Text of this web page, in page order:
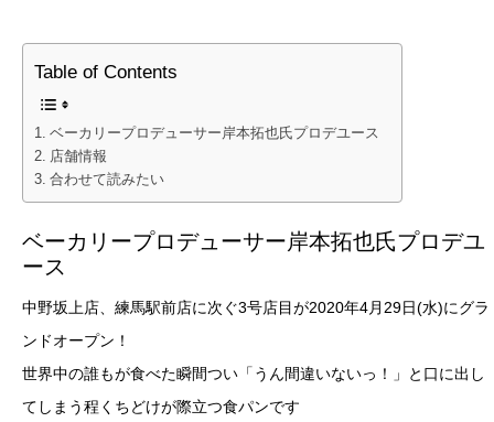
Table of Contents
ベーカリープロデューサー岸本拓也氏プロデユース
店舗情報
合わせて読みたい
ベーカリープロデューサー岸本拓也氏プロデユ
ース
中野坂上店、練馬駅前店に次ぐ3号店目が2020年4月29日(水)にグラ
ンドオープン！
世界中の誰もが食べた瞬間つい「うん間違いないっ！」と口に出し
てしまう程くちどけが際立つ食パンです